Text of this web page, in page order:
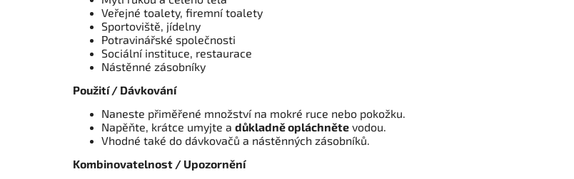
Veřejné toalety, firemní toalety
Sportoviště, jídelny
Potravinářské společnosti
Sociální instituce, restaurace
Nástěnné zásobníky
Použití / Dávkování
Naneste přiměřené množství na mokré ruce nebo pokožku.
Napěňte, krátce umyjte a důkladně opláchněte vodou.
Vhodné také do dávkovačů a nástěnných zásobníků.
Kombinovatelnost / Upozornění